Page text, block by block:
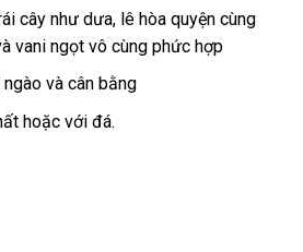
cây như dưa, lê hòa quyện cùng
vani ngọt vô cùng phức hợp
và cân bằng
hoặc với đá.